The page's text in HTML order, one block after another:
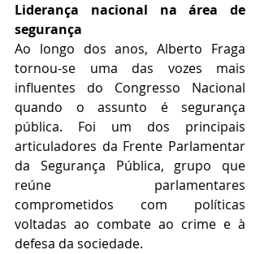
Liderança nacional na área de
segurança
Ao longo dos anos, Alberto Fraga
tornou-se uma das vozes mais
influentes do Congresso Nacional
quando o assunto é segurança
pública. Foi um dos principais
articuladores da Frente Parlamentar
da Segurança Pública, grupo que
reúne parlamentares
comprometidos com políticas
voltadas ao combate ao crime e à
defesa da sociedade.